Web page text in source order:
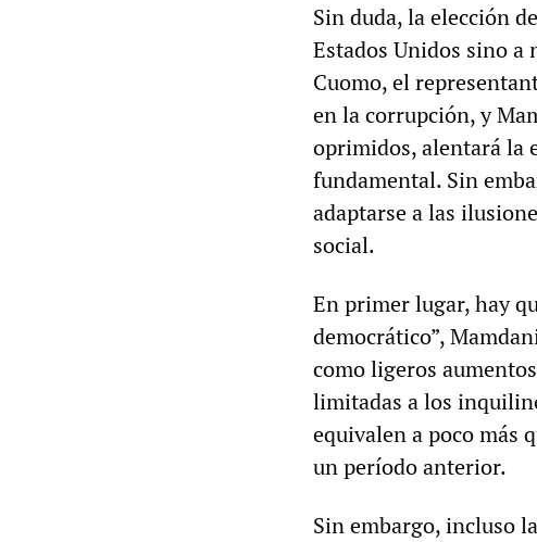
Sin duda, la elección
Estados Unidos sino
Cuomo, el
en la corrupción, y
oprimidos, alentará la
fundamental. Sin
adaptarse a las
social.
En primer lugar, hay
democrático”,
como ligeros
limitadas a los
equivalen a poco más
un período anterior.
Sin embargo, incluso